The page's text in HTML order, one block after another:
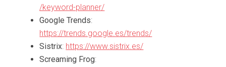
/keyword-planner/
Google Trends:
https://trends.google.es/trends/
Sistrix: https://www.sistrix.es/
Screaming Frog: